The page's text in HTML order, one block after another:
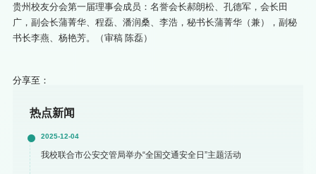
贵州校友分会第一届理事会成员：名誉会长郝朗松、孔德军，会长田
广，副会长蒲菁华、程磊、潘润桑、李浩，秘书长蒲菁华（兼），副秘
书长李燕、杨艳芳。（审稿 陈磊）
分享至：
热点新闻
2025-12-04
我校联合市公安交管局举办“全国交通安全日”主题活动